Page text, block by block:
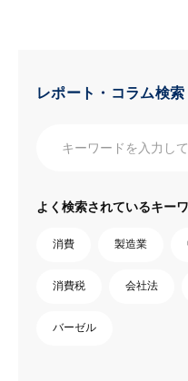
レポート・コラム検索
よく検索されているキー
消費 製造業
消費税 会社法
バーゼル